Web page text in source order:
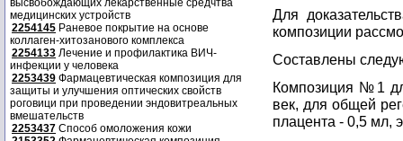
высвобождающих лекарственные средчтва
медицинских устройств
2254145 Раневое покрытие на основе
коллаген-хитозанового комплекса
2254133 Лечение и профилактика ВИЧ-
инфекции у человека
2253439 Фармацевтическая композиция для
защиты и улучшения оптических свойств
роговици при проведении эндовитреальных
вмешательств
2253437 Способ омоложения кожи
Для
композиции
Составлены
Композиция №1
век, для общей
плацента - 0,5 мл,